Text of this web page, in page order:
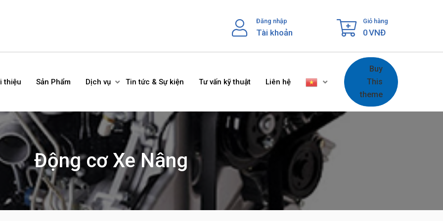
Đăng nhập
Tài khoản
Giỏ hàng
0VNĐ
thiệu Sản Phẩm Dịch vụ Tin tức & Sự kiện Tư vấn kỹ thuật Liên hệ
Buy
This
theme
Động cơ Xe Nâng